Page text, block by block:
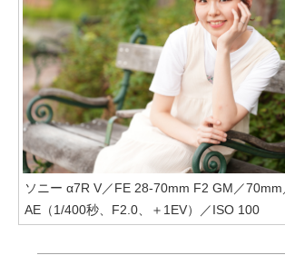
ソニー α7R V／FE 28-70mm F2 GM／
AE（1/400秒、F2.0、＋1EV）／ISO 100